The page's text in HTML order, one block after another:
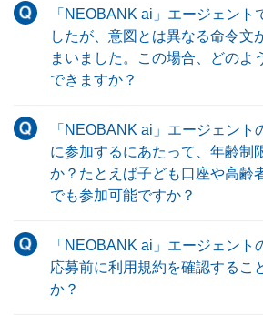
「NEOBANK ai」エージェント
したが、意図とは異なる命令文
まいました。この場合、どのよ
できますか？
「NEOBANK ai」エージェント
に参加するにあたって、年齢制
か？たとえば子ども口座や高齢
でも参加可能ですか？
「NEOBANK ai」エージェント
応募前に利用規約を確認するこ
か？